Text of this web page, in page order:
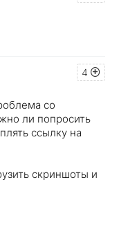
4
со
ли попросить
ссылку на
скриншоты и